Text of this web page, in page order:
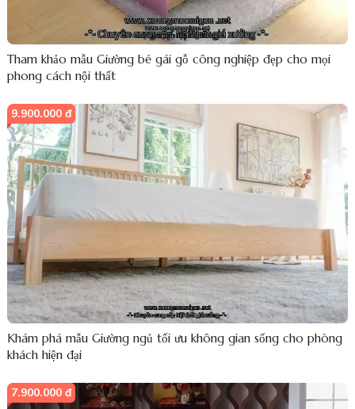
Tham khảo mẫu Giường bé gái gỗ công nghiệp đẹp cho mọi
phong cách nội thất
9.900.000 đ
Khám phá mẫu Giường ngủ tối ưu không gian sống cho phòng
khách hiện đại
7.900.000 đ